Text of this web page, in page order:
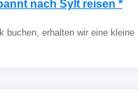
nach Sylt reisen *
buchen, erhalten wir eine